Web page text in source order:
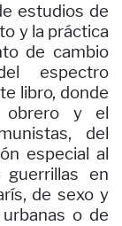
estudios de
y la práctica
de cambio
espectro
libro, donde
obrero y el
del
especial al
en
de sexo y
o de